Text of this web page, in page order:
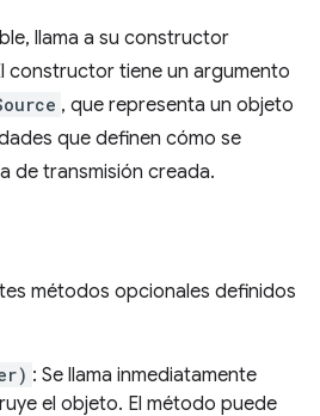
llama a su constructor
constructor tiene un argumento
, que representa un objeto
que definen cómo se
de transmisión creada.
métodos opcionales definidos
: Se llama inmediatamente
el objeto. El método puede